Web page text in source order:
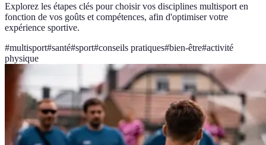
Explorez les étapes clés pour choisir vos disciplines multisport en
fonction de vos goûts et compétences, afin d'optimiser votre
expérience sportive.
#multisport#santé#sport#conseils pratiques#bien-être#activité
physique